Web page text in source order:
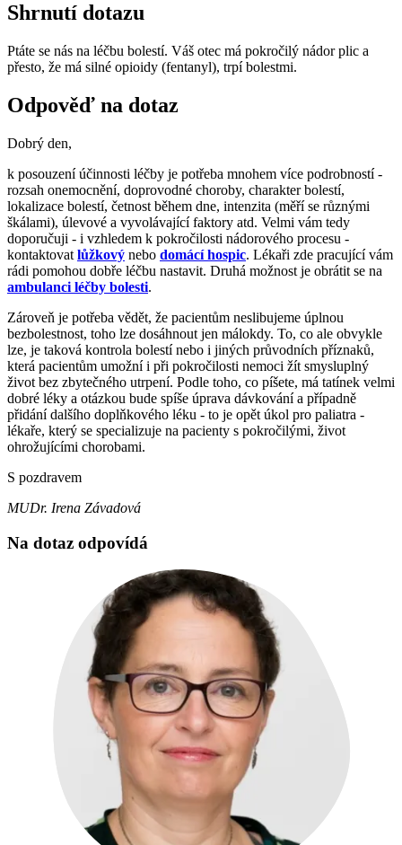
Shrnutí dotazu
Ptáte se nás na léčbu bolestí. Váš otec má pokročilý nádor plic a
přesto, že má silné opioidy (fentanyl), trpí bolestmi.
Odpověď na dotaz
Dobrý den,
k posouzení účinnosti léčby je potřeba mnohem více podrobností -
rozsah onemocnění, doprovodné choroby, charakter bolestí,
lokalizace bolestí, četnost během dne, intenzita (měří se různými
škálami), úlevové a vyvolávající faktory atd. Velmi vám tedy
doporučuji - i vzhledem k pokročilosti nádorového procesu -
kontaktovat lůžkový nebo domácí hospic. Lékaři zde pracující vám
rádi pomohou dobře léčbu nastavit. Druhá možnost je obrátit se na
ambulanci léčby bolesti.
Zároveň je potřeba vědět, že pacientům neslibujeme úplnou
bezbolestnost, toho lze dosáhnout jen málokdy. To, co ale obvykle
lze, je taková kontrola bolestí nebo i jiných průvodních příznaků,
která pacientům umožní i při pokročilosti nemoci žít smysluplný
život bez zbytečného utrpení. Podle toho, co píšete, má tatínek velmi
dobré léky a otázkou bude spíše úprava dávkování a případně
přidání dalšího doplňkového léku - to je opět úkol pro paliatra -
lékaře, který se specializuje na pacienty s pokročilými, život
ohrožujícími chorobami.
S pozdravem
MUDr. Irena Závadová
Na dotaz odpovídá